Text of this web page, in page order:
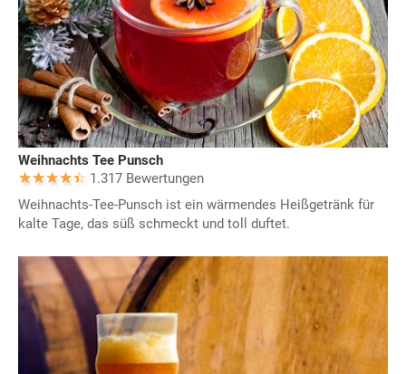
Weihnachts Tee Punsch
1.317 Bewertungen
Weihnachts-Tee-Punsch ist ein wärmendes Heißgetränk für
kalte Tage, das süß schmeckt und toll duftet.